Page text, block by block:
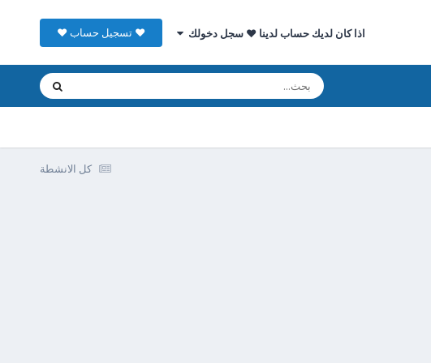
اذا كان لديك حساب لدينا ♥ سجل دخولك ♥ تسجيل حساب ♥
كل الانشطة